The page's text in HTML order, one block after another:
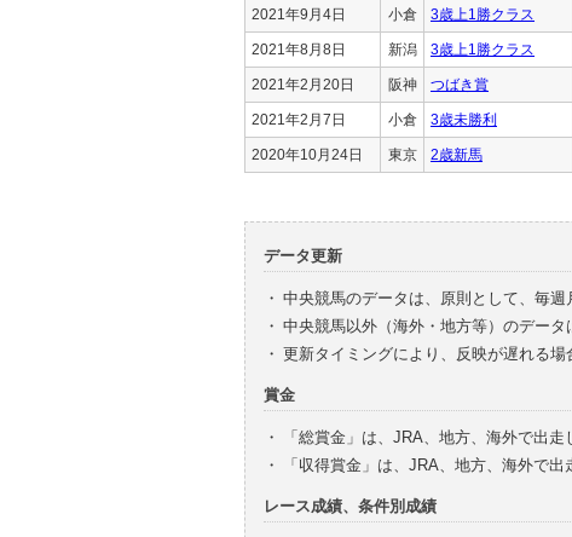
2021年9月4日 小倉 3歳上1勝クラス
2021年8月8日 新潟 3歳上1勝クラス
2021年2月20日 阪神 つばき賞
2021年2月7日 小倉 3歳未勝利
2020年10月24日 東京 2歳新馬
データ更新
・ 中央競馬のデータは、原則として、毎週
・ 中央競馬以外（海外・地方等）のデータ
・ 更新タイミングにより、反映が遅れる場
賞金
・
「総賞金」は、JRA、地方、海外で出
・
「収得賞金」は、JRA、地方、海外で
レース成績、条件別成績